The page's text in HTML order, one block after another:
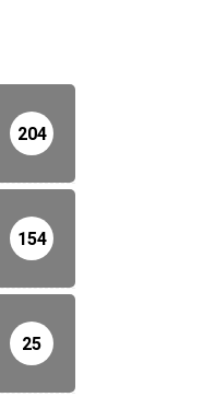
204
154
25